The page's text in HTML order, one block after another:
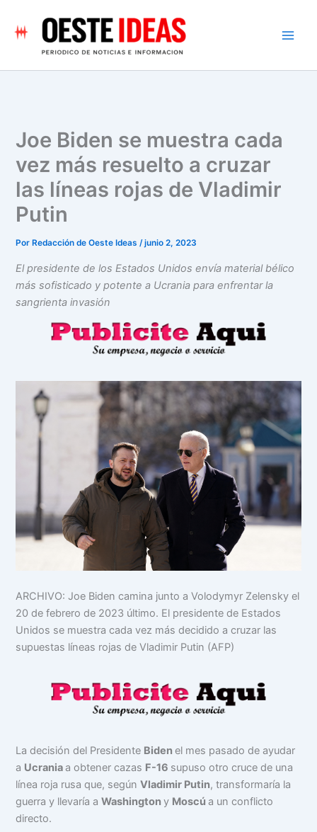
contenido
Joe Biden se muestra cada
vez más resuelto a cruzar
las líneas rojas de Vladimir
Putin
Por Redacción de Oeste Ideas/junio 2, 2023
El presidente de los Estados Unidos envía material bélico
más sofisticado y potente a Ucrania para enfrentar la
sangrienta invasión
ARCHIVO: Joe Biden camina junto a Volodymyr Zelensky el
20 de febrero de 2023 último. El presidente de Estados
Unidos se muestra cada vez más decidido a cruzar las
supuestas líneas rojas de Vladimir Putin (AFP)
La decisión del Presidente Biden el mes pasado de ayudar
a Ucrania a obtener cazas F-16 supuso otro cruce de una
línea roja rusa que, segúnVladimir Putin, transformaría la
guerra y llevaría aWashingtony Moscú a un conflicto
directo.